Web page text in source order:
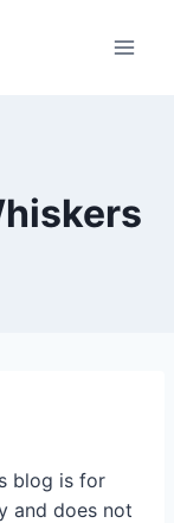
blog is for
and does not